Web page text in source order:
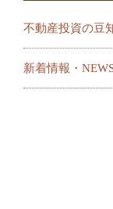
不動産投資の豆
新着情報・